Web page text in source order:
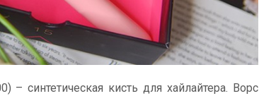
– синтетическая кисть для хайлайтера. Ворс